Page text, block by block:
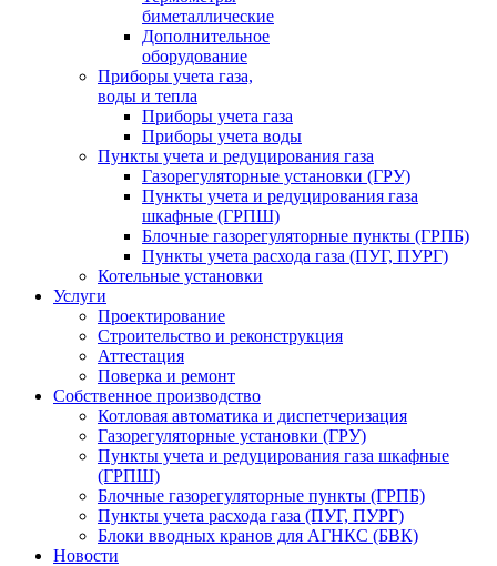
биметаллические
Дополнительное
оборудование
Приборы учета газа,
воды и тепла
Приборы учета газа
Приборы учета воды
Пункты учета и редуцирования газа
Газорегуляторные установки (ГРУ)
Пункты учета и редуцирования газа
шкафные (ГРПШ)
Блочные газорегуляторные пункты (ГРПБ)
Пункты учета расхода газа (ПУГ, ПУРГ)
Котельные установки
Услуги
Проектирование
Строительство и реконструкция
Аттестация
Поверка и ремонт
Собственное производство
Котловая автоматика и диспетчеризация
Газорегуляторные установки (ГРУ)
Пункты учета и редуцирования газа шкафные
(ГРПШ)
Блочные газорегуляторные пункты (ГРПБ)
Пункты учета расхода газа (ПУГ, ПУРГ)
Блоки вводных кранов для АГНКС (БВК)
Новости